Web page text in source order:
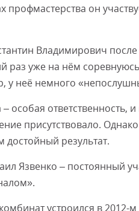
он
Владимирович после
раз уже на нём
неё немного
особая ответственность,
присутствовало.
достойный результат.
Язвенко – постоянный
устроился в 2012-